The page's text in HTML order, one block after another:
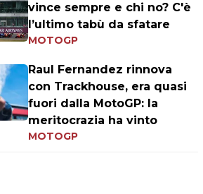
vince sempre e chi no? C'è
l’ultimo tabù da sfatare
MOTOGP
Raul Fernandez rinnova
con Trackhouse, era quasi
fuori dalla MotoGP: la
meritocrazia ha vinto
MOTOGP